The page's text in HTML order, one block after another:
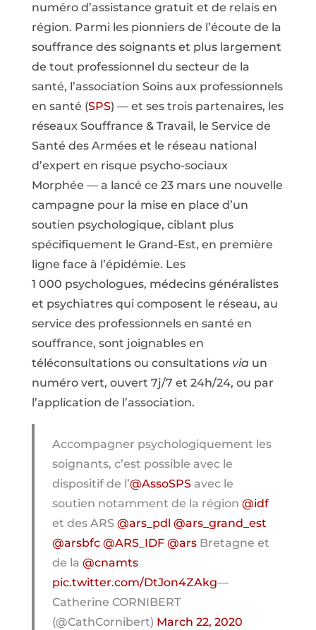
numéro d’assistance gratuit et de relais en
région. Parmi les pionniers de l’écoute de la
souffrance des soignants et plus largement
de tout professionnel du secteur de la
santé, l’association Soins aux professionnels
en santé (SPS) — et ses trois partenaires, les
réseaux Souffrance & Travail, le Service de
Santé des Armées et le réseau national
d’expert en risque psycho-sociaux
Morphée — a lancé ce 23 mars une nouvelle
campagne pour la mise en place d’un
soutien psychologique, ciblant plus
spécifiquement le Grand-Est, en première
ligne face à l’épidémie. Les
1 000 psychologues, médecins généralistes
et psychiatres qui composent le réseau, au
service des professionnels en santé en
souffrance, sont joignables en
téléconsultations ou consultations via un
numéro vert, ouvert 7j/7 et 24h/24, ou par
l’application de l’association.
Accompagner psychologiquement les
soignants, c’est possible avec le
dispositif de l’@AssoSPSavec le
soutien notamment de la région @idf
et des ARS @ars_pdl @ars_grand_est
@arsbfc @ARS_IDF @arsBretagne et
de la @cnamts
pic.twitter.com/DtJon4ZAkg—
Catherine CORNIBERT
(@CathCornibert) March 22, 2020